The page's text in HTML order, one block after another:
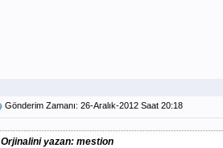
Gönderim Zamanı: 26-Aralık-2012 Saat 20:18
Orjinalini yazan: mestion